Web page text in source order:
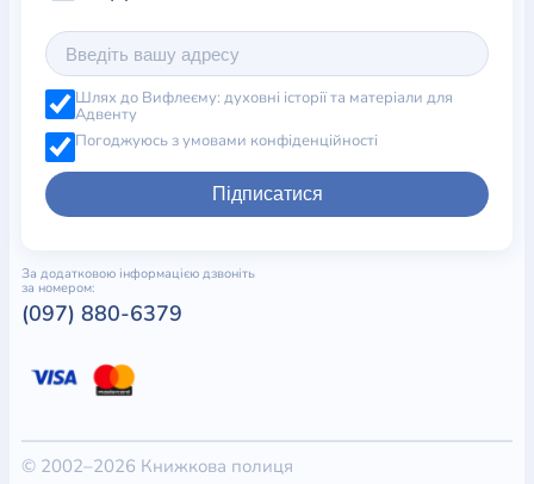
Шлях до Вифлеєму: духовні історії та матеріали для
Адвенту
Погоджуюсь з умовами конфіденційності
Підписатися
За додатковою інформацією дзвоніть
за номером:
(097) 880-6379
© 2002–2026 Книжкова полиця